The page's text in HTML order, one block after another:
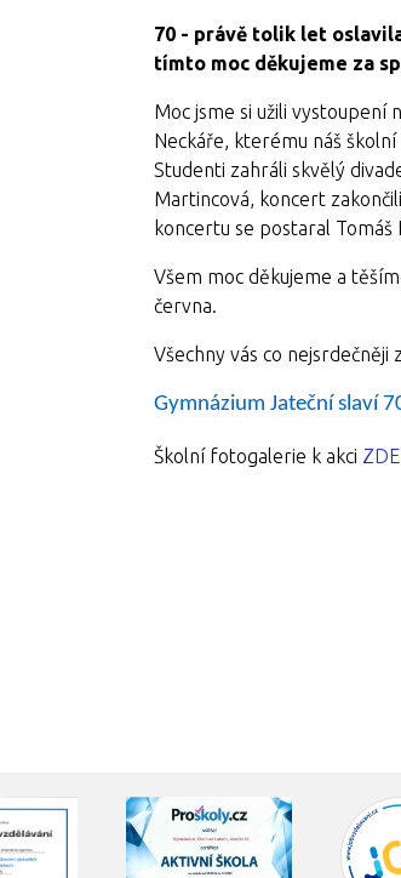
70 - právě tolik let
tímto moc děkujeme za
Moc jsme si užili vystoupení
Neckáře, kterému náš
Studenti zahráli skvělý
Martincová, koncert
koncertu se postaral
Všem moc děkujeme a
června.
Všechny vás co nejsrdečněji
Gymnázium Jateční slaví
Školní fotogalerie k akci ZDE